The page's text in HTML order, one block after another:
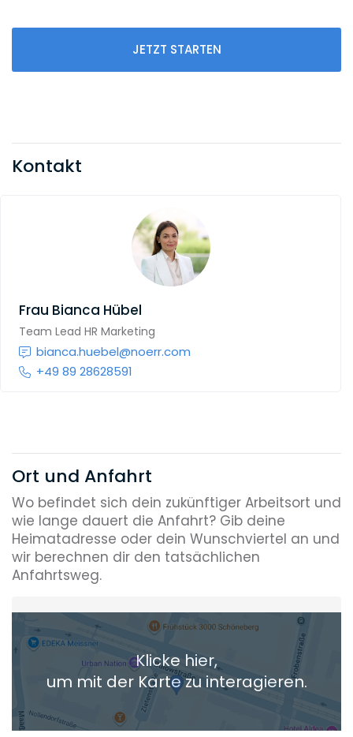
JETZT STARTEN
Kontakt
Frau Bianca Hübel
Team Lead HR Marketing
bianca.huebel@noerr.com
+49 89 28628591
Ort und Anfahrt
Wo befindet sich dein zukünftiger Arbeitsort und
wie lange dauert die Anfahrt? Gib deine
Heimatadresse oder dein Wunschviertel an und
wir berechnen dir den tatsächlichen
Anfahrtsweg.
Heimatadresse oder Wunschort
+ Aktuellen Standort hinzufügen
Die berechneten Anreisezeiten basieren auf den
Verkehrsdaten eines typischen Dienstag morgens um 8:30.
Klicke hier,
um mit der Karte zu interagieren.